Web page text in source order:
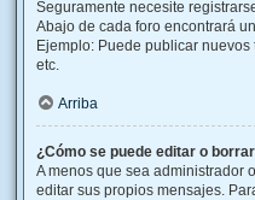
Seguramente necesite
Abajo de cada foro encontrará
Ejemplo: Puede publicar
etc.
Arriba
¿Cómo se puede editar o
A menos que sea administrador
editar sus propios mensajes.